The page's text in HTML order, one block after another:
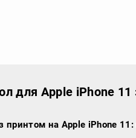
для Apple iPhone 11
принтом на Apple iPhone